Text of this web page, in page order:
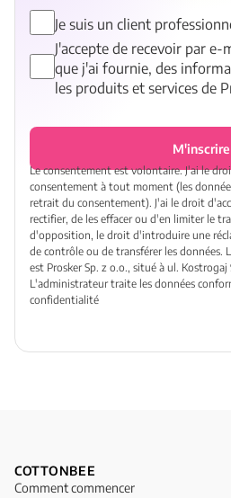
Je suis un client
J'accepte de recevoir par e-
que j'ai fournie, des
les produits et services de
M'inscrire
Le consentement est volontaire. J'ai le
consentement à tout moment (les
retrait du consentement). J'ai le droit
rectifier, de les effacer ou d'en limiter le
d'opposition, le droit d'introduire une
de contrôle ou de transférer les données.
est Prosker Sp. z o.o., situé à ul.
L'administrateur traite les données
confidentialité
COTTONBEE
Comment commencer